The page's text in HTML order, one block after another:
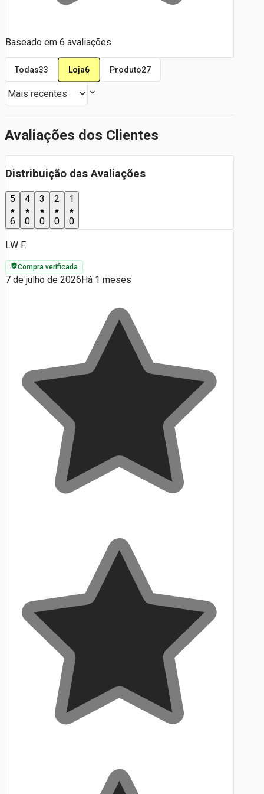
Baseado em 6 avaliações
Todas33 Loja6 Produto27
Avaliações dos Clientes
Distribuição das Avaliações
5
6
4
0
3
0
2
0
1
0
LW F.
Compra verificada
7 de julho de 2026Há 1 meses